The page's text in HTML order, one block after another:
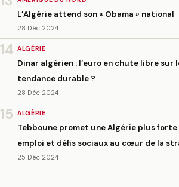
L’Algérie attend son « Obama » national
28 Déc 2024
14 ALGÉRIE
Dinar algérien : l’euro en chute libre sur
tendance durable ?
28 Déc 2024
15 ALGÉRIE
Tebboune promet une Algérie plus forte
emploi et défis sociaux au cœur de la
25 Déc 2024